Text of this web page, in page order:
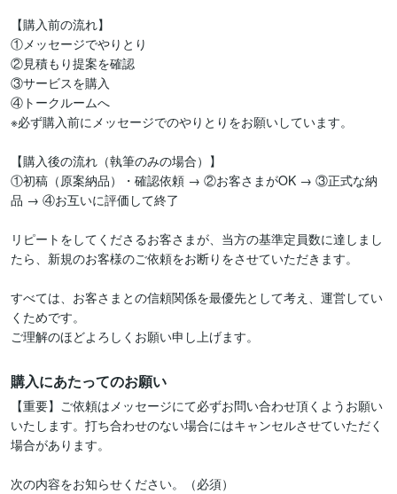
【購入前の流れ】
①メッセージでやりとり
②見積もり提案を確認
③サービスを購入
④トークルームへ
※必ず購入前にメッセージでのやりとりをお願いしています。
【購入後の流れ（執筆のみの場合）】
①初稿（原案納品）・確認依頼 → ②お客さまがOK → ③正式な納
品 → ④お互いに評価して終了
リピートをしてくださるお客さまが、当方の基準定員数に達しまし
たら、新規のお客様のご依頼をお断りをさせていただきます。
すべては、お客さまとの信頼関係を最優先として考え、運営してい
くためです。
ご理解のほどよろしくお願い申し上げます。
購入にあたってのお願い
【重要】ご依頼はメッセージにて必ずお問い合わせ頂くようお願い
いたします。打ち合わせのない場合にはキャンセルさせていただく
場合があります。
次の内容をお知らせください。（必須）